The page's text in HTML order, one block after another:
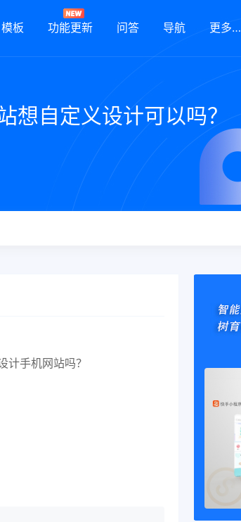
模板 功能更新 问答 导航 更多…
想自定义设计可以吗？
手机网站吗？